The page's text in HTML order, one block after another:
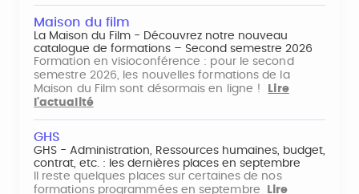
Maison du film
La Maison du Film - Découvrez notre nouveau
catalogue de formations – Second semestre 2026
Formation en visioconférence : pour le second
semestre 2026, les nouvelles formations de la
Maison du Film sont désormais en ligne !
Lire
l'actualité
GHS
GHS - Administration, Ressources humaines, budget,
contrat, etc. : les dernières places en septembre
Il reste quelques places sur certaines de nos
formations programmées en septembre
Lire